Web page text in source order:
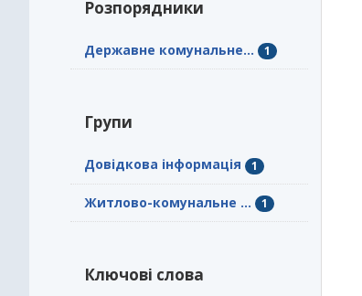
Розпорядники
Державне комунальне... 1
Групи
Довідкова інформація 1
Житлово-комунальне ... 1
Ключові слова